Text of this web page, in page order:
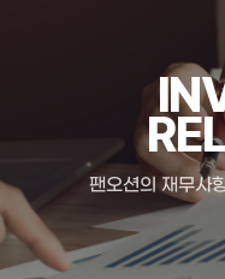
팬오션의 재무사